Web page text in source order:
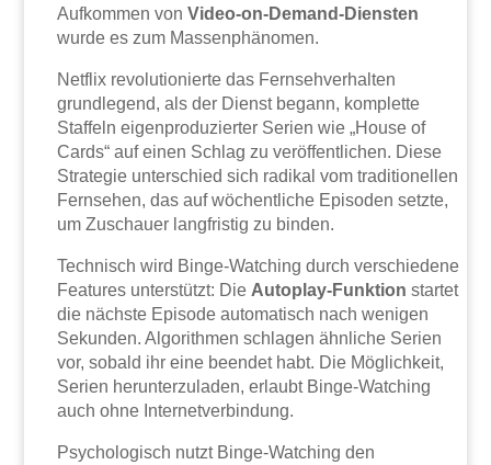
Aufkommen vonVideo-on-Demand-Diensten
wurde es zum Massenphänomen.
Netflix revolutionierte das Fernsehverhalten
grundlegend, als der Dienst begann, komplette
Staffeln eigenproduzierter Serien wie „House of
Cards“ auf einen Schlag zu veröffentlichen. Diese
Strategie unterschied sich radikal vom traditionellen
Fernsehen, das auf wöchentliche Episoden setzte,
um Zuschauer langfristig zu binden.
Technisch wird Binge-Watching durch verschiedene
Features unterstützt: Die Autoplay-Funktion startet
die nächste Episode automatisch nach wenigen
Sekunden. Algorithmen schlagen ähnliche Serien
vor, sobald ihr eine beendet habt. Die Möglichkeit,
Serien herunterzuladen, erlaubt Binge-Watching
auch ohne Internetverbindung.
Psychologisch nutzt Binge-Watching den